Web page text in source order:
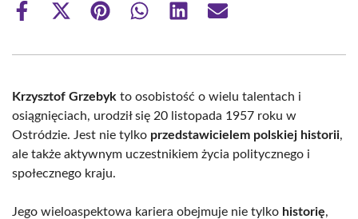
Share
Share
(Twitter)
Share Share Share Share
Krzysztof Grzebyk to osobistość o wielu talentach i
osiągnięciach, urodził się 20 listopada 1957 roku w
Ostródzie. Jest nie tylko przedstawicielem polskiej historii,
ale także aktywnym uczestnikiem życia politycznego i
społecznego kraju.
Jego wieloaspektowa kariera obejmuje nie tylko historię,